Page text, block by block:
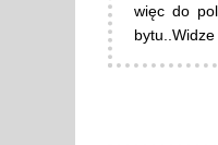
więc do
bytu..Widze